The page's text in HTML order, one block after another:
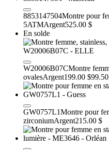
8853147504Montre pour
5ATMArgent525.00 $
En solde
W20006B07CMontre
ovalesArgent199.00 $
GW0757L1Montre pour
zirconiumArgent215.00 $